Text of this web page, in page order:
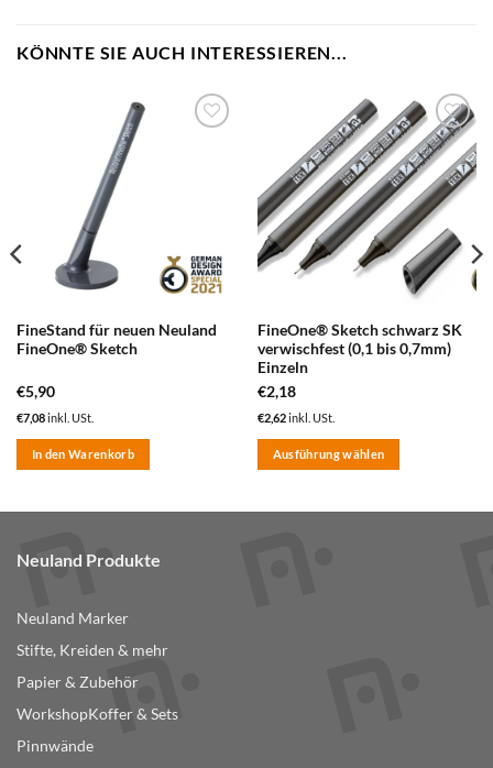
KÖNNTE SIE AUCH INTERESSIEREN...
FineStand für neuen Neuland
FineOne® Sketch
€5,90
€7,08inkl. USt.
In den Warenkorb
zum
Merkzettel
hinzufügen
FineOne® Sketch schwarz SK
verwischfest (0,1 bis 0,7mm)
Einzeln
€2,18
€2,62inkl. USt.
Ausführung wählen
Neuland Produkte
Neuland Marker
Stifte, Kreiden & mehr
Papier & Zubehör
WorkshopKoffer & Sets
Pinnwände